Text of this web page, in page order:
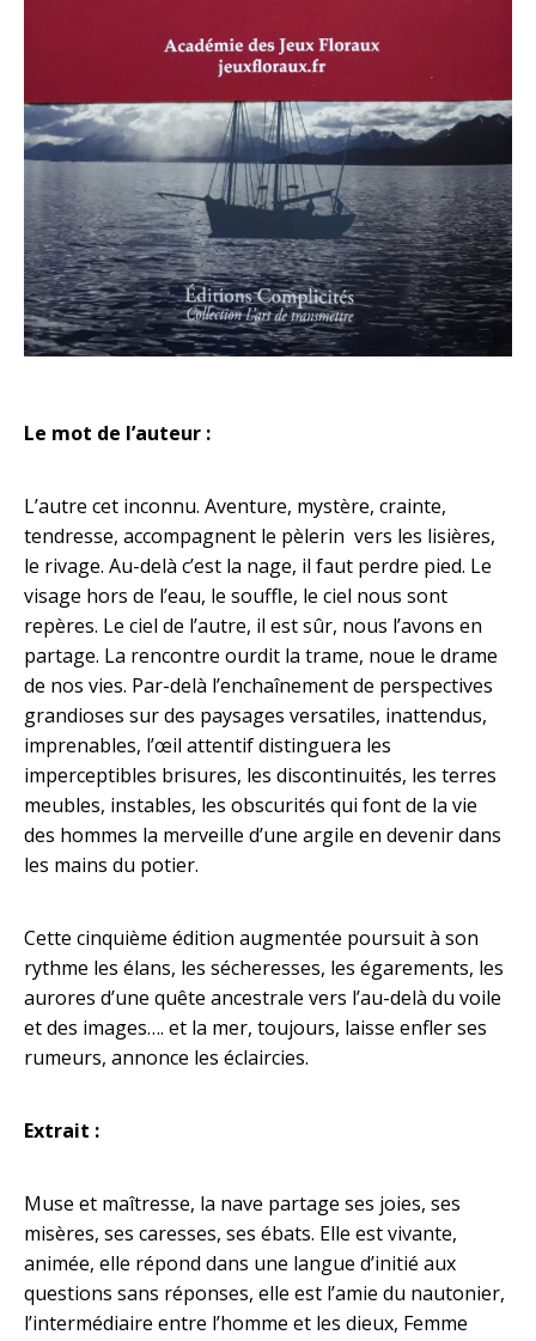
Le mot de l’auteur :
L’autre cet inconnu. Aventure, mystère, crainte,
tendresse, accompagnent le pèlerin vers les lisières,
le rivage. Au-delà c’est la nage, il faut perdre pied. Le
visage hors de l’eau, le souffle, le ciel nous sont
repères. Le ciel de l’autre, il est sûr, nous l’avons en
partage. La rencontre ourdit la trame, noue le drame
de nos vies. Par-delà l’enchaînement de perspectives
grandioses sur des paysages versatiles, inattendus,
imprenables, l’œil attentif distinguera les
imperceptibles brisures, les discontinuités, les terres
meubles, instables, les obscurités qui font de la vie
des hommes la merveille d’une argile en devenir dans
les mains du potier.
Cette cinquième édition augmentée poursuit à son
rythme les élans, les sécheresses, les égarements, les
aurores d’une quête ancestrale vers l’au-delà du voile
et des images…. et la mer, toujours, laisse enfler ses
rumeurs, annonce les éclaircies.
Extrait :
Muse et maîtresse, la nave partage ses joies, ses
misères, ses caresses, ses ébats. Elle est vivante,
animée, elle répond dans une langue d’initié aux
questions sans réponses, elle est l’amie du nautonier,
l’intermédiaire entre l’homme et les dieux, Femme